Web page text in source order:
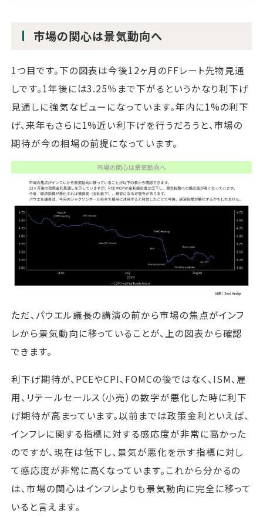
市場の関心は景気動向へ
1つ目です。下の図表は今後12ヶ月のFFレート先物見通
しです。1年後には3.25％まで下がるというかなり利下げ
見通しに強気なビューになっています。年内に1%の利下
げ、来年もさらに1%近い利下げを行うだろうと、市場の
期待が今の相場の前提になっています。
ただ、パウエル議長の講演の前から市場の焦点がインフ
レから景気動向に移っていることが、上の図表から確認
できます。
利下げ期待が、PCEやCPI、FOMCの後ではなく、ISM、雇
用、リテールセールス（小売）の数字が悪化した時に利下
げ期待が高まっています。以前までは政策金利といえば、
インフレに関する指標に対する感応度が非常に高かった
のですが、現在は低下し、景気が悪化を示す指標に対し
て感応度が非常に高くなっています。これから分かるの
は、市場の関心はインフレよりも景気動向に完全に移って
いると言えます。